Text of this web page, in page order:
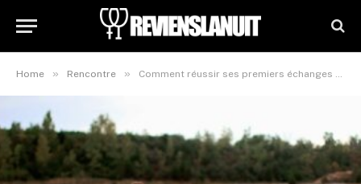
Home » Rencontre » Comment réussir ses premiers échanges sur les sites de rencontres ?